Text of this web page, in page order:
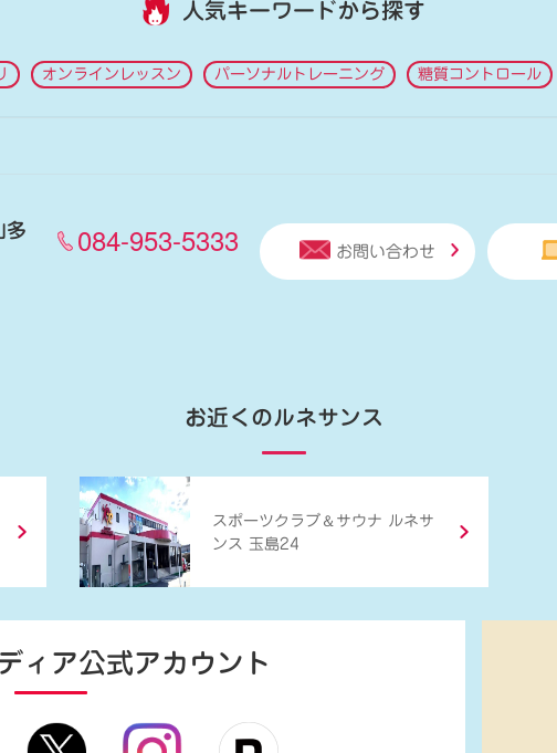
人気キーワードから探す
オンラインレッスン パーソナルトレーニング 糖質コントロール
多 084-953-5333 お問い合わせ
お近くのルネサンス
スポーツクラブ ＆ サウナ ルネサ
ンス 玉島24
ィア公式アカウント